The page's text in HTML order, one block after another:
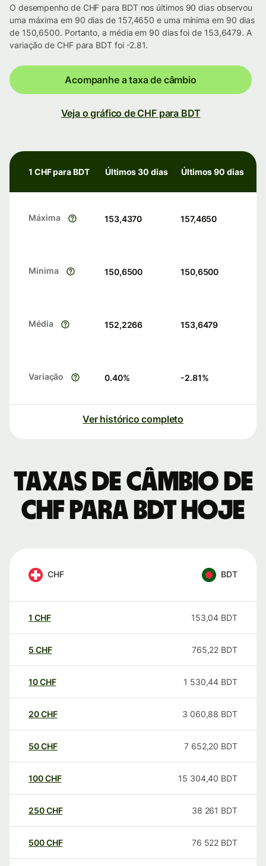
O desempenho de CHF para BDT nos últimos 90 dias observou
uma máxima em 90 dias de 157,4650 e uma mínima em 90 dias
de 150,6500. Portanto, a média em 90 dias foi de 153,6479. A
variação de CHF para BDT foi -2.81.
Acompanhe a taxa de câmbio
Veja o gráfico de CHF para BDT
1 CHF para BDT Últimos 30 dias Últimos 90 dias
Máxima 153,4370 157,4650
Mínima 150,6500 150,6500
Média 152,2266 153,6479
Variação 0.40% -2.81%
Ver histórico completo
Taxas de câmbio de
CHF para BDT hoje
CHF BDT
1 CHF 153,04 BDT
5 CHF 765,22 BDT
10CHF 1 530,44 BDT
20CHF 3 060,88 BDT
50CHF 7 652,20 BDT
100CHF 15 304,40 BDT
250CHF 38 261 BDT
500CHF 76 522 BDT